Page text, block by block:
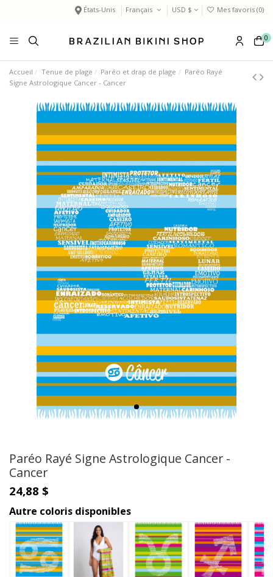
États-Unis Français USD $ Mes favoris (0)
0
Accueil Tenue de plage Paréo et drap de plage
Paréo Rayé
Signe Astrologique Cancer - Cancer
Paréo Rayé Signe Astrologique Cancer -
Cancer
24,88 $
Autre coloris disponibles